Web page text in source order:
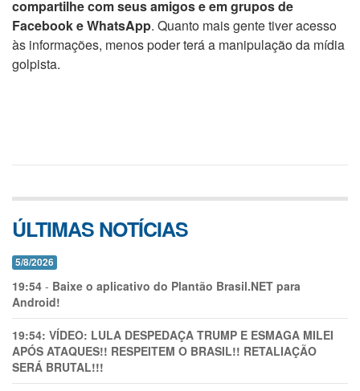
compartilhe com seus amigos e em grupos de
Facebook e WhatsApp. Quanto mais gente tiver acesso
às informações, menos poder terá a manipulação da mídia
golpista.
ÚLTIMAS NOTÍCIAS
5/8/2026
19:54 - Baixe o aplicativo do Plantão Brasil.NET para
Android!
19:54: VÍDEO: LULA DESPEDAÇA TRUMP E ESMAGA MILEI
APÓS ATAQUES!! RESPEITEM O BRASIL!! RETALIAÇÃO
SERÁ BRUTAL!!!